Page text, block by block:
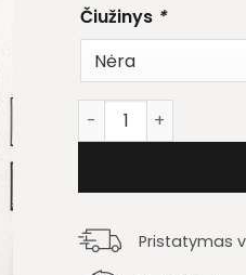
Čiužinys *
produkto kiekis: Lova
Pristatymas